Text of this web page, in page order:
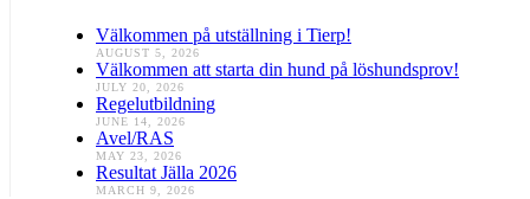
Välkommen på utställning i Tierp!
AUGUST 5, 2026
Välkommen att starta din hund på löshundsprov!
JULY 20, 2026
Regelutbildning
JUNE 14, 2026
Avel/RAS
MAY 23, 2026
Resultat Jälla 2026
MARCH 9, 2026